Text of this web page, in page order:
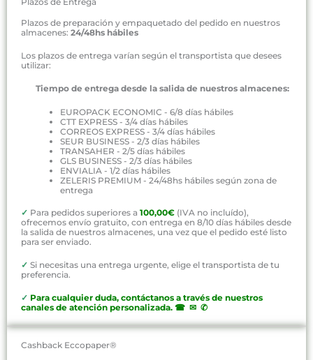
Plazos de preparación y empaquetado del pedido en nuestros
almacenes: 24/48hs hábiles
Los plazos de entrega varían según el transportista que desees
utilizar:
Tiempo de entrega desde la salida de nuestros almacenes:
EUROPACK ECONOMIC - 6/8 días hábiles
CTT EXPRESS - 3/4 días hábiles
CORREOS EXPRESS - 3/4 días hábiles
SEUR BUSINESS - 2/3 días hábiles
TRANSAHER - 2/5 días hábiles
GLS BUSINESS - 2/3 días hábiles
ENVIALIA - 1/2 días hábiles
ZELERIS PREMIUM - 24/48hs hábiles según zona de
entrega
✓ Para pedidos superiores a 100,00€ (IVA no incluído),
ofrecemos envío gratuito, con entrega en 8/10 días hábiles desde
la salida de nuestros almacenes, una vez que el pedido esté listo
para ser enviado.
✓ Si necesitas una entrega urgente, elige el transportista de tu
preferencia.
✓ Para cualquier duda, contáctanos a través de nuestros
canales de atención personalizada. ☎ ✉ ✆
Cashback Eccopaper®